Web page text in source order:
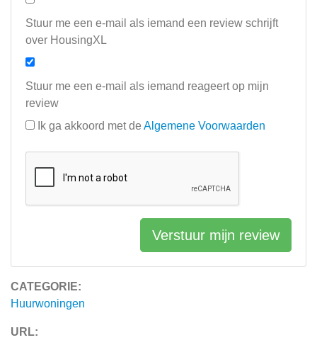
CATEGORIE:
Huurwoningen
URL:
Stuur me een e-mail als iemand een review schrijft
over HousingXL
Stuur me een e-mail als iemand reageert op mijn
review
Ik ga akkoord met de Algemene Voorwaarden
Verstuur mijn review